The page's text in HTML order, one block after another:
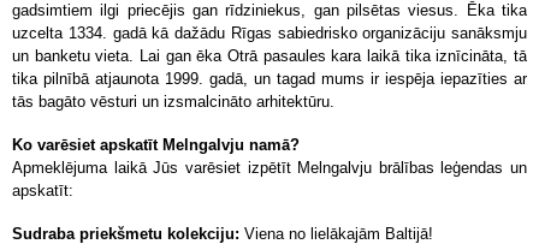
gadsimtiem ilgi priecējis gan rīdziniekus, gan pilsētas viesus. Ēka tika
uzcelta 1334. gadā kā dažādu Rīgas sabiedrisko organizāciju sanāksmju
un banketu vieta. Lai gan ēka Otrā pasaules kara laikā tika iznīcināta, tā
tika pilnībā atjaunota 1999. gadā, un tagad mums ir iespēja iepazīties ar
tās bagāto vēsturi un izsmalcināto arhitektūru.
Ko varēsiet apskatīt Melngalvju namā?
Apmeklējuma laikā Jūs varēsiet izpētīt Melngalvju brālības leģendas un
apskatīt:
Sudraba priekšmetu kolekciju: Viena no lielākajām Baltijā!